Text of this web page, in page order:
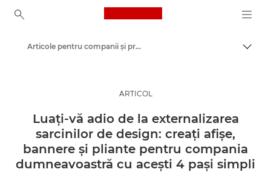
Canon Logo, back to
Ştiri
Articole pentru companii şi profesionişti
ARTICOL
Luaţi-vă adio de la externalizarea
sarcinilor de design: creaţi afişe,
bannere şi pliante pentru compania
dumneavoastră cu aceşti 4 paşi simpli